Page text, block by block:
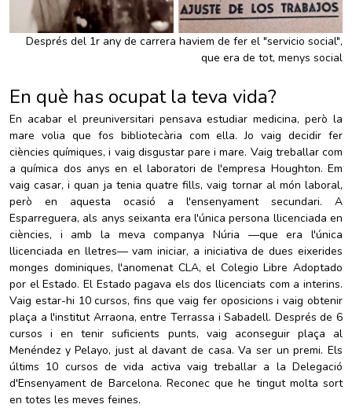
Després del 1r any de carrera haviem de fer el "servicio social",
que era de tot, menys social
En què has ocupat la teva vida?
En acabar el preuniversitari pensava estudiar medicina, però la
mare volia que fos bibliotecària com ella. Jo vaig decidir fer
ciències químiques, i vaig disgustar pare i mare. Vaig treballar com
a química dos anys en el laboratori de l'empresa Houghton. Em
vaig casar, i quan ja tenia quatre fills, vaig tornar al món laboral,
però en aquesta ocasió a l'ensenyament secundari. A
Esparreguera, als anys seixanta era l'única persona llicenciada en
ciències, i amb la meva companya Núria —que era l'única
llicenciada en lletres— vam iniciar, a iniciativa de dues eixerides
monges dominiques, l'anomenat CLA, el Colegio Libre Adoptado
por el Estado. El Estado pagava els dos llicenciats com a interins.
Vaig estar-hi 10 cursos, fins que vaig fer oposicions i vaig obtenir
plaça a l'institut Arraona, entre Terrassa i Sabadell. Després de 6
cursos i en tenir suficients punts, vaig aconseguir plaça al
Menéndez y Pelayo, just al davant de casa. Va ser un premi. Els
últims 10 cursos de vida activa vaig treballar a la Delegació
d'Ensenyament de Barcelona. Reconec que he tingut molta sort
en totes les meves feines.